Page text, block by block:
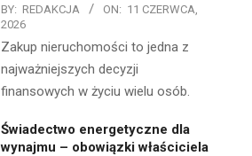
BY: REDAKCJA ON: 11 CZERWCA,
2026
Zakup nieruchomości to jedna z
najważniejszych decyzji
finansowych w życiu wielu osób.
Świadectwo energetyczne dla
wynajmu – obowiązki właściciela